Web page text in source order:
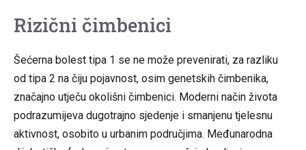
Rizični čimbenici
Šećerna bolest tipa 1 se ne može prevenirati, za razliku
od tipa 2 na čiju pojavnost, osim genetskih čimbenika,
značajno utječu okolišni čimbenici. Moderni način života
podrazumijeva dugotrajno sjedenje i smanjenu tjelesnu
aktivnost, osobito u urbanim područjima. Međunarodna